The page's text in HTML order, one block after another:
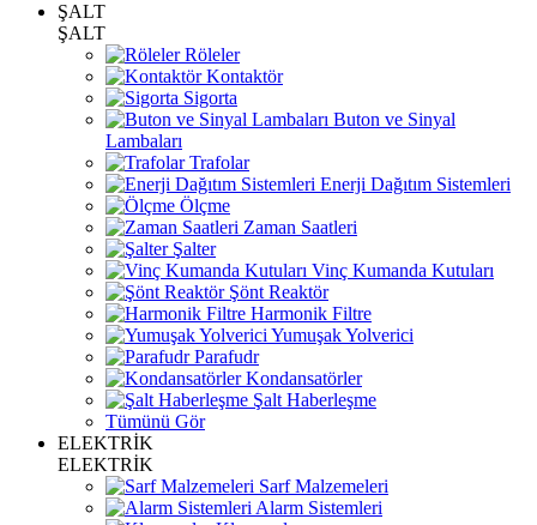
ŞALT
ŞALT
Röleler
Kontaktör
Sigorta
Buton ve Sinyal
Lambaları
Trafolar
Enerji Dağıtım Sistemleri
Ölçme
Zaman Saatleri
Şalter
Vinç Kumanda Kutuları
Şönt Reaktör
Harmonik Filtre
Yumuşak Yolverici
Parafudr
Kondansatörler
Şalt Haberleşme
Tümünü Gör
ELEKTRİK
ELEKTRİK
Sarf Malzemeleri
Alarm Sistemleri